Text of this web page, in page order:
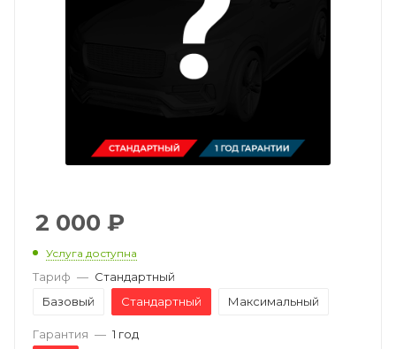
2 000 ₽
Услуга доступна
Тариф — Стандартный
Базовый
Стандартный Максимальный
Гарантия — 1 год